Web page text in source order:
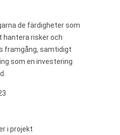
de färdigheter som
risker och
framgång, samtidigt
som en investering
i projekt